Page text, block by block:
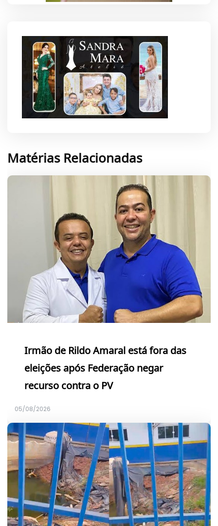
Matérias Relacionadas
Irmão de Rildo Amaral está fora das
eleições após Federação negar
recurso contra o PV
05/08/2026